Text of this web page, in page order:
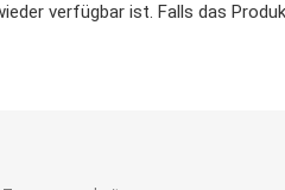
verfügbar ist. Falls das